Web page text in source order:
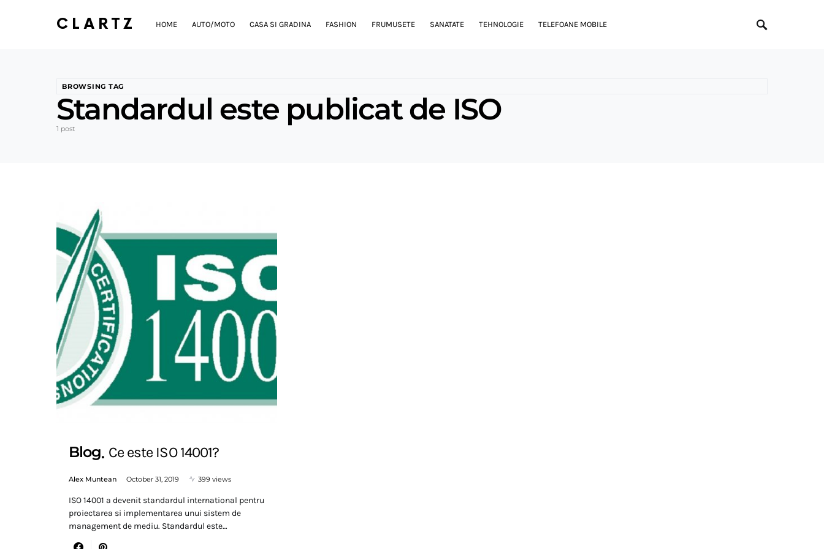
CLARTZ HOME AUTO/MOTO CASA SI GRADINA FASHION FRUMUSETE SANATATE TEHNOLOGIE TELEFOANE MOBILE
BROWSING TAG
Standardul este publicat de ISO
1 post
Blog Ce este ISO 14001?
Alex Muntean October 31, 2019 399 views
ISO 14001 a devenit standardul international pentru
proiectarea si implementarea unui sistem de
management de mediu. Standardul este…